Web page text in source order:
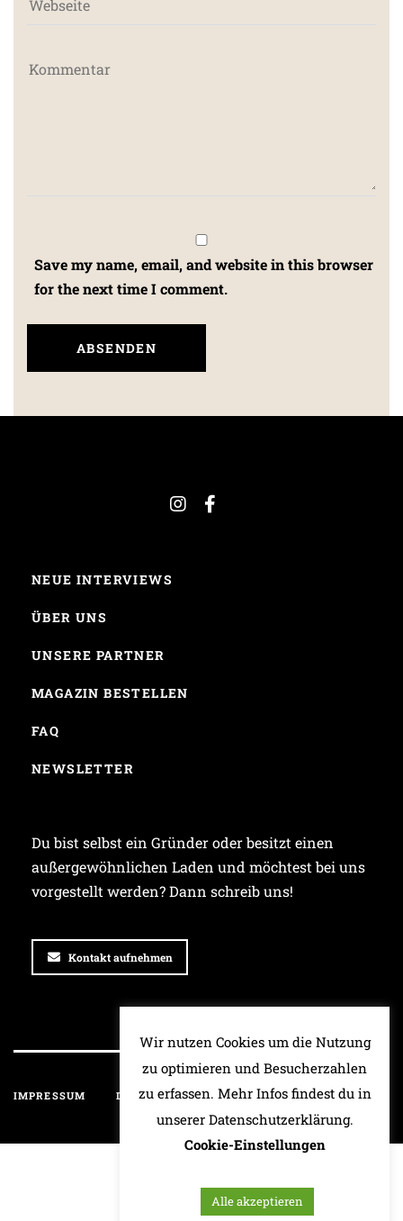
Save my name, email, and website in this browser
for the next time I comment.
NEUE INTERVIEWS
ÜBER UNS
UNSERE PARTNER
MAGAZIN BESTELLEN
FAQ
NEWSLETTER
Du bist selbst ein Gründer oder besitzt einen
außergewöhnlichen Laden und möchtest bei uns
vorgestellt werden? Dann schreib uns!
Kontakt aufnehmen
IMPRESSUM DATENSCHUTZ HAFTUNGSAUSSCHLUSS
Wir nutzen Cookies um die Nutzung
zu optimieren und Besucherzahlen
zu erfassen. Mehr Infos findest du in
unserer Datenschutzerklärung.
Cookie-Einstellungen
Alle akzeptieren